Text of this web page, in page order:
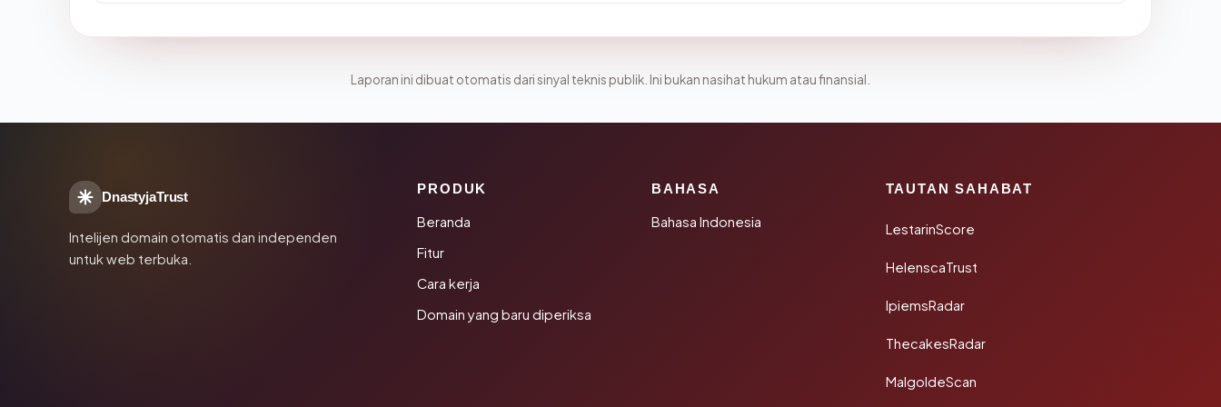
Laporan ini dibuat otomatis dari sinyal teknis publik. Ini bukan nasihat hukum atau finansial.
DnastyjaTrust
Intelijen domain otomatis dan independen
untuk web terbuka.
PRODUK
Beranda
Fitur
Cara kerja
Domain yang baru diperiksa
BAHASA
Bahasa Indonesia
TAUTAN SAHABAT
LestarinScore
HelenscaTrust
IpiemsRadar
ThecakesRadar
MalgoldeScan